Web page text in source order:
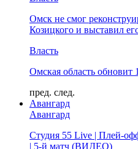
Омск не смог
Козицкого и выставил
Власть
Омская область обновит
пред. след.
Авангард
Авангард
Студия 55 Live | Плей-
| 5-й матч (ВИДЕО)